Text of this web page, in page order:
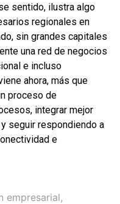
sentido, ilustra algo
regionales en
sin grandes capitales
una red de negocios
e incluso
ahora, más que
proceso de
integrar mejor
seguir respondiendo a
e
empresarial,